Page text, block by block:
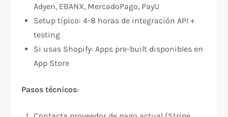
Adyen, EBANX, MercadoPago, PayU
Setup típico: 4-8 horas de integración API +
testing
Si usas Shopify: Apps pre-built disponibles en
App Store
Pasos técnicos: